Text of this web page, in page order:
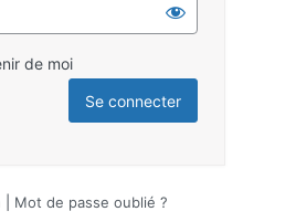
de moi
Mot de passe oublié ?